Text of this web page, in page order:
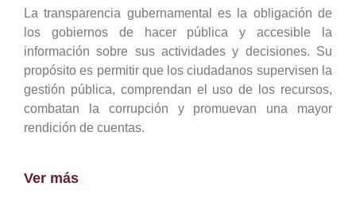
La transparencia gubernamental es la obligación de
los gobiernos de hacer pública y accesible la
información sobre sus actividades y decisiones. Su
propósito es permitir que los ciudadanos supervisen la
gestión pública, comprendan el uso de los recursos,
combatan la corrupción y promuevan una mayor
rendición de cuentas.
Ver más